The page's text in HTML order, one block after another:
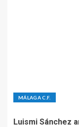
MÁLAGA C.F.
Luismi Sánchez